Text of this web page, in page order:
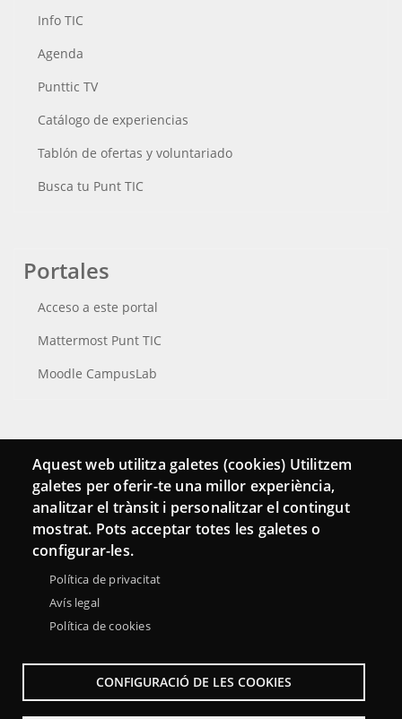
Info TIC
Agenda
Punttic TV
Catálogo de experiencias
Tablón de ofertas y voluntariado
Busca tu Punt TIC
Portales
Acceso a este portal
Mattermost Punt TIC
Moodle CampusLab
Conecta
Contacto
Hemeroteca
Aquest web utilitza galetes (cookies) Utilitzem
galetes per oferir-te una millor experiència,
analitzar el trànsit i personalitzar el contingut
mostrat. Pots acceptar totes les galetes o
configurar-les.
Política de privacitat
Avís legal
Política de cookies
CONFIGURACIÓ DE LES COOKIES